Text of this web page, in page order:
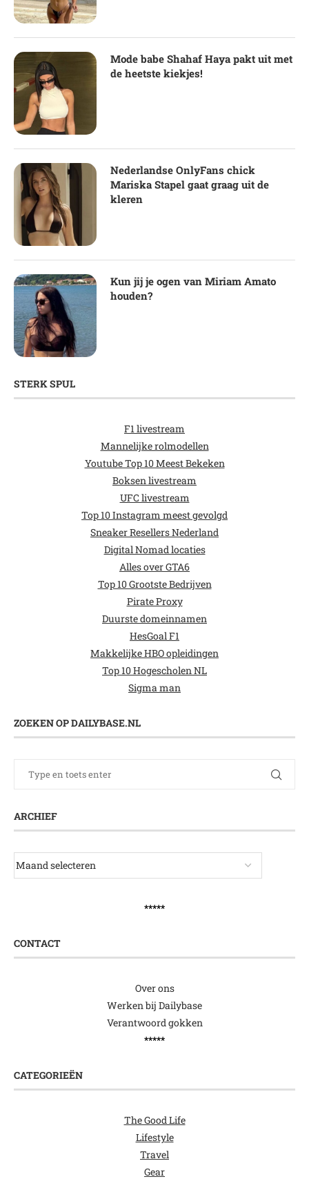
Mode babe Shahaf Haya pakt uit met
de heetste kiekjes!
Nederlandse OnlyFans chick
Mariska Stapel gaat graag uit de
kleren
Kun jij je ogen van Miriam Amato
houden?
STERK SPUL
F1 livestream
Mannelijke rolmodellen
Youtube Top 10 Meest Bekeken
Boksen livestream
UFC livestream
Top 10 Instagram meest gevolgd
Sneaker Resellers Nederland
Digital Nomad locaties
Alles over GTA6
Top 10 Grootste Bedrijven
Pirate Proxy
Duurste domeinnamen
HesGoal F1
Makkelijke HBO opleidingen
Top 10 Hogescholen NL
Sigma man
ZOEKEN OP DAILYBASE.NL
ARCHIEF
*****
CONTACT
Over ons
Werken bij Dailybase
Verantwoord gokken
*****
CATEGORIEËN
The Good Life
Lifestyle
Travel
Gear